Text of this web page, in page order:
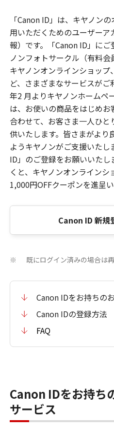
「Canon ID」は、キヤノン
用いただくためのユーザー
報）です。「Canon ID」に
ノンフォトサークル（有料会
キヤノンオンラインショッ
ど、さまざまなサービスが
年2 月よりキヤノンホームペ
は、お使いの商品をはじめ
合わせて、お客さま一人ひ
供いたします。皆さまがより
ようキヤノンがご支援いた
ID」のご登録をお願いいた
くと、キヤノンオンライン
1,000円OFFクーポンを進呈い
Canon ID 新規
※ 既にログイン済みの場合は
Canon IDをお持ちの
Canon IDの登録方法
FAQ
Canon IDをお持ち
サービス